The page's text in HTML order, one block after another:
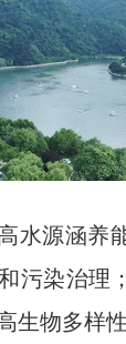
水源涵养
污染治理
生物多样性